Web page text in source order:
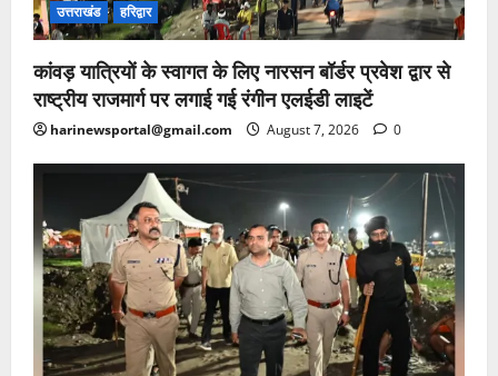
उत्तराखंड हरिद्वार
कांवड़ यात्रियों के स्वागत के लिए नारसन बॉर्डर प्रवेश द्वार से
राष्ट्रीय राजमार्ग पर लगाई गई रंगीन एलईडी लाइटें
harinewsportal@gmail.com August 7, 2026 0